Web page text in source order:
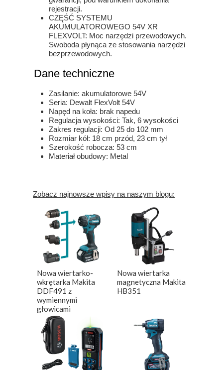
rejestracji.
CZĘŚĆ SYSTEMU
AKUMULATOROWEGO 54V XR
FLEXVOLT: Moc narzędzi przewodowych.
Swoboda płynąca ze stosowania narzędzi
bezprzewodowych.
Dane techniczne
Zasilanie: akumulatorowe 54V
Seria: Dewalt FlexVolt 54V
Napęd na koła: brak napedu
Regulacja wysokości: Tak, 6 wysokości
Zakres regulacji: Od 25 do 102 mm
Rozmiar kół: 18 cm przód, 23 cm tył
Szerokość robocza: 53 cm
Materiał obudowy: Metal
Zobacz najnowsze wpisy na naszym blogu:
Nowa wiertarko-
wkrętarka Makita
DDF491 z
wymiennymi
głowicami
Nowa wiertarka
magnetyczna Makita
HB351